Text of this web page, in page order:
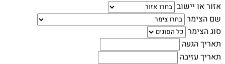
אזור או יישוב
שם הצימר
סוג הצימר
תאריך הגעה
תאריך עזיבה